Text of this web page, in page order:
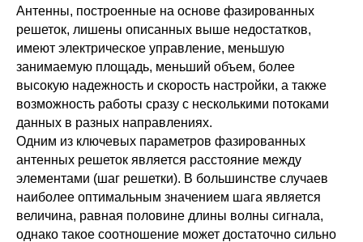
Антенны, построенные на основе фазированных
решеток, лишены описанных выше недостатков,
имеют электрическое управление, меньшую
занимаемую площадь, меньший объем, более
высокую надежность и скорость настройки, а также
возможность работы сразу с несколькими потоками
данных в разных направлениях.
Одним из ключевых параметров фазированных
антенных решеток является расстояние между
элементами (шаг решетки). В большинстве случаев
наиболее оптимальным значением шага является
величина, равная половине длины волны сигнала,
однако такое соотношение может достаточно сильно